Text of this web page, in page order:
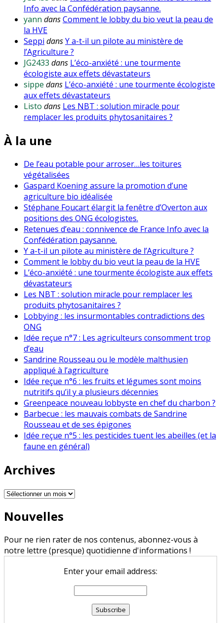
Info avec la Confédération paysanne.
yann dansComment le lobby du bio veut la peau de
la HVE
Seppi dansY a-t-il un pilote au ministère de
l’Agriculture ?
JG2433 dans L’éco-anxiété : une tourmente
écologiste aux effets dévastateurs
sippe dans L’éco-anxiété : une tourmente écologiste
aux effets dévastateurs
Listo dans Les NBT : solution miracle pour
remplacer les produits phytosanitaires ?
À la une
De l’eau potable pour arroser…les toitures
végétalisées
Gaspard Koening assure la promotion d’une
agriculture bio idéalisée
Stéphane Foucart élargit la fenêtre d’Overton aux
positions des ONG écologistes.
Retenues d’eau : connivence de France Info avec la
Confédération paysanne.
Y a-t-il un pilote au ministère de l’Agriculture ?
Comment le lobby du bio veut la peau de la HVE
L’éco-anxiété : une tourmente écologiste aux effets
dévastateurs
Les NBT : solution miracle pour remplacer les
produits phytosanitaires ?
Lobbying : les insurmontables contradictions des
ONG
Idée reçue n°7 : Les agriculteurs consomment trop
d’eau
Sandrine Rousseau ou le modèle malthusien
appliqué à l’agriculture
Idée reçue n°6 : les fruits et légumes sont moins
nutritifs qu’il y a plusieurs décennies
Greenpeace nouveau lobbyste en chef du charbon ?
Barbecue : les mauvais combats de Sandrine
Rousseau et de ses épigones
Idée reçue n°5 : les pesticides tuent les abeilles (et la
faune en général)
Archives
Archives
Nouvelles
Pour ne rien rater de nos contenus, abonnez-vous à
notre lettre (presque) quotidienne d'informations !
Enter your email address: